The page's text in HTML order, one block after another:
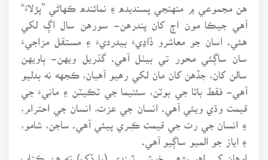
هن مجموعي ۾ منهنجي پسنديده ۽ نمائنده ڪهاڻي ”پڙلاءُ“
آهي جيڪا مون اڄ کان پندرهن- سورهن سال اڳ لکي
هئي. اسان جو معاشرو ڏاڍيءَ بيدرديءَ ۽ مستقل مزاجيءَ
سان ساڳئي محور تي بيٺل آهي. گذريل ويهن- ٻاويهن
سالن کان، جڏهن کان مان لکي رهيو آهيان، ڪجهه نه بدليو
آهي- فقط باٽا جي بوٽن، سئنيما جي ٽڪيٽن ۽ مانيءَ جي
قيمت وڌي ويئي آهي. انسان جي عزت، انسان جي احترام،
۽ انسان جي رت جي قيمت ڪـِـري پيئي آهي. ساجن، شامو،
۽ اياز جو الميو ساڳيو آهي.
اوهان کي اِهو پڙهي خوشي ٿيندي (يا ڏک) ته هن ڪتاب